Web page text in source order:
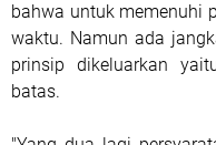
bahwa untuk memenuhi
waktu. Namun ada
prinsip dikeluarkan
batas.